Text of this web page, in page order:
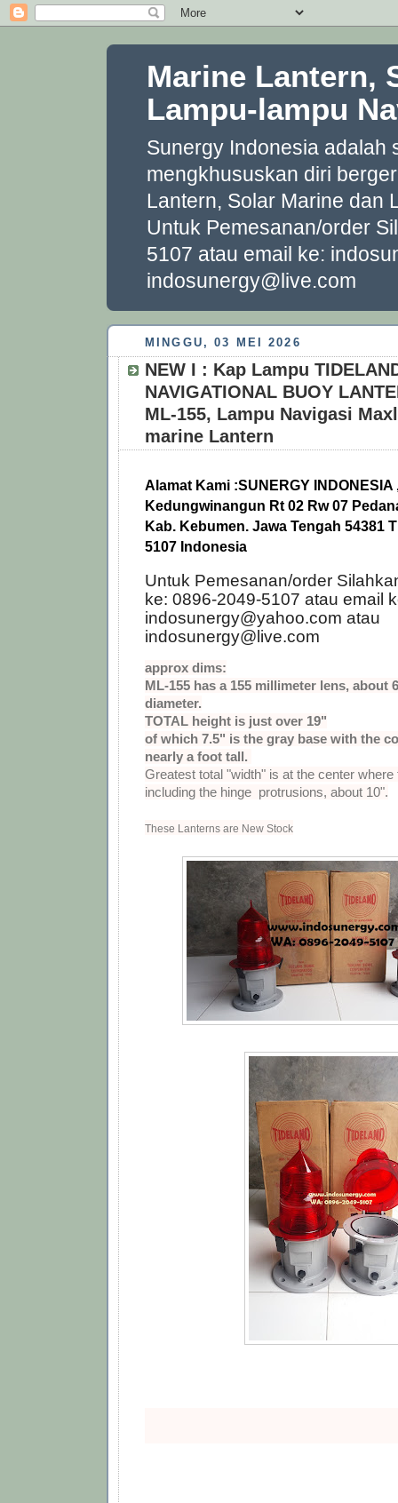
Marine Lantern,
Lampu-lampu
Sunergy Indonesia adalah
mengkhususkan diri
Lantern, Solar Marine dan
Untuk Pemesanan/order
5107 atau email ke:
indosunergy@live.com
MINGGU, 03 MEI 2026
NEW I : Kap Lampu
NAVIGATIONAL BUOY
ML-155, Lampu Navigasi
marine Lantern
Alamat Kami :SUNERGY
Kedungwinangun Rt 02 Rw 07
Kab. Kebumen. Jawa Tengah 54381
5107 Indonesia
Untuk Pemesanan/order
ke: 0896-2049-5107 atau email
indosunergy@yahoo.com atau
indosunergy@live.com
approx dims:
ML-155 has a 155 millimeter lens, about
diameter.
TOTAL height is just over 19"
of which 7.5" is the gray base with the
nearly a foot tall.
Greatest total "width" is at the center
including the hinge protrusions, about 10".
These Lanterns are New Stock